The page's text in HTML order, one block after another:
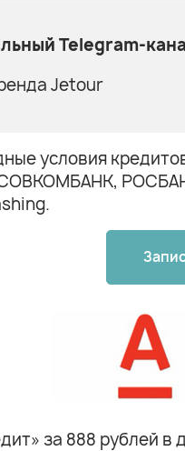
Telegram-
Jetour
условия
за 888 рублей в